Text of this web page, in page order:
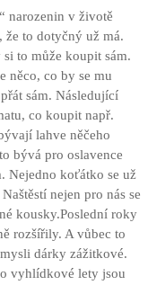
narozenin v životě
že to dotyčný už má.
to může koupit sám.
něco, co by se mu
sám. Následující
co koupit např.
lahve něčeho
bývá pro oslavence
Nejedno koťátko se už
nejen pro nás se
kousky.Poslední roky
rozšířily. A vůbec to
dárky zážitkové.
vyhlídkové lety jsou